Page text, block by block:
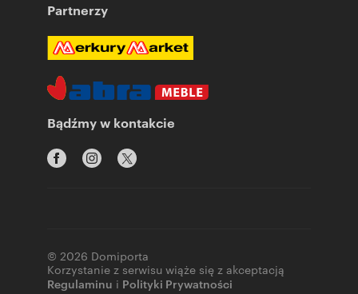
Partnerzy
Bądźmy w kontakcie
© 2026 Domiporta
Korzystanie z serwisu wiąże się z akceptacją
Regulaminu i Polityki Prywatności